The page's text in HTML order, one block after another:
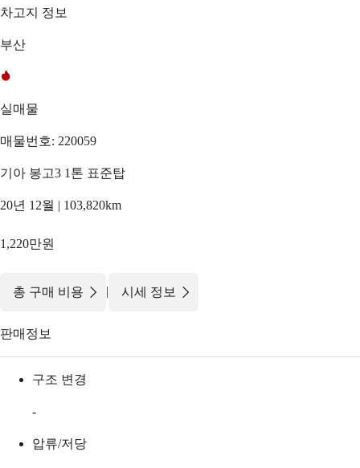
차고지 정보
부산
실매물
매물번호: 220059
기아 봉고3 1톤 표준탑
20년 12월 | 103,820km
1,220만원
총 구매 비용 | 시세 정보
판매정보
구조 변경
-
압류/저당